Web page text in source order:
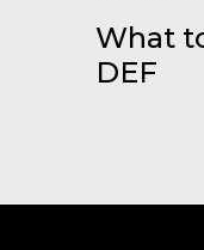
What
DEF